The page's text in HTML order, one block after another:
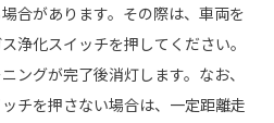
合があります。その際は、車両を
浄化スイッチを押してください。
ングが完了後消灯します。なお、
チを押さない場合は、一定距離走